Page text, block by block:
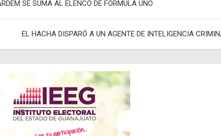
SE SUMA AL ELENCO DE FÓRMULA UNO
EL HACHA DISPARÓ A UN AGENTE DE INTELIGENCIA